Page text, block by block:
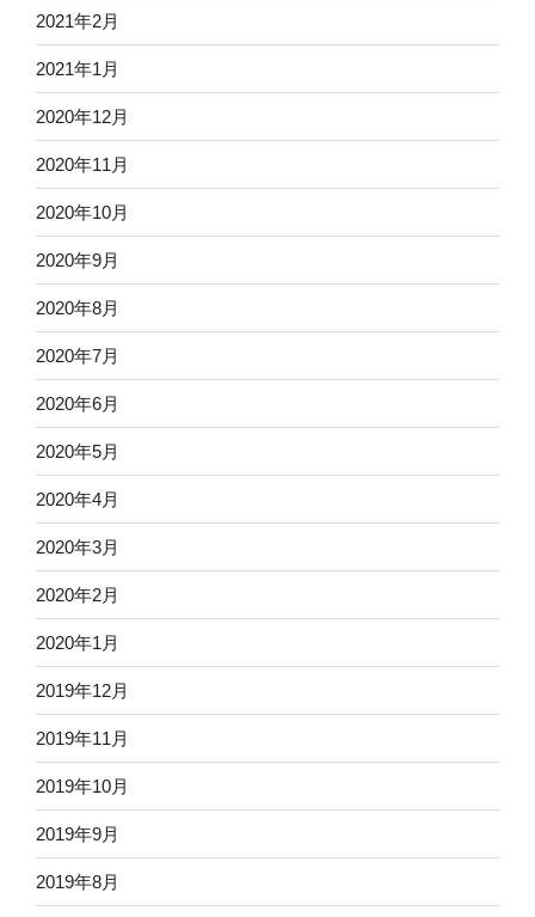
2021年2月
2021年1月
2020年12月
2020年11月
2020年10月
2020年9月
2020年8月
2020年7月
2020年6月
2020年5月
2020年4月
2020年3月
2020年2月
2020年1月
2019年12月
2019年11月
2019年10月
2019年9月
2019年8月